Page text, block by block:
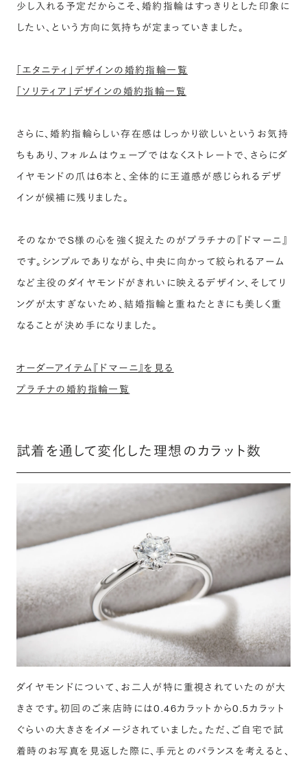
少し入れる予定だからこそ、婚約指輪はすっきりとした印象に
したい、という方向に気持ちが定まっていきました。
「エタニティ」デザインの婚約指輪一覧
「ソリティア」デザインの婚約指輪一覧
さらに、婚約指輪らしい存在感はしっかり欲しいというお気持
ちもあり、フォルムはウェーブではなくストレートで、さらにダ
イヤモンドの爪は6本と、全体的に王道感が感じられるデザ
インが候補に残りました。
そのなかでS様の心を強く捉えたのがプラチナの『ドマーニ』
です。シンプルでありながら、中央に向かって絞られるアーム
など主役のダイヤモンドがきれいに映えるデザイン、そしてリ
ングが太すぎないため、結婚指輪と重ねたときにも美しく重
なることが決め手になりました。
オーダーアイテム『ドマーニ』を見る
プラチナの婚約指輪一覧
試着を通して変化した理想のカラット数
ダイヤモンドについて、お二人が特に重視されていたのが大
きさです。初回のご来店時には0.46カラットから0.5カラット
ぐらいの大きさをイメージされていました。ただ、ご自宅で試
着時のお写真を見返した際に、手元とのバランスを考えると、